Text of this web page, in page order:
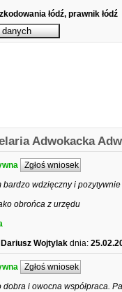
łódź, prawnik łódź
Adwokacka
Zgłoś wniosek
bardzo wdzięczny i
obrońca z urzędu
Dariusz Wojtylak dnia:
Zgłoś wniosek
dobra i owocna współpraca.